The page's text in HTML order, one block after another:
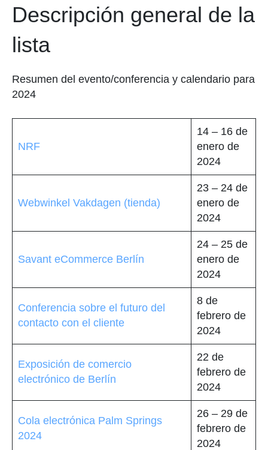
Descripción general de la
lista
Resumen del evento/conferencia y calendario para
2024
NRF
14 – 16 de
enero de
2024
Webwinkel Vakdagen (tienda)
23 – 24 de
enero de
2024
Savant eCommerce Berlín
24 – 25 de
enero de
2024
Conferencia sobre el futuro del
contacto con el cliente
8 de
febrero de
2024
Exposición de comercio
electrónico de Berlín
22 de
febrero de
2024
Cola electrónica Palm Springs
2024
26 – 29 de
febrero de
2024